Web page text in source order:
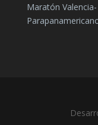
Maratón